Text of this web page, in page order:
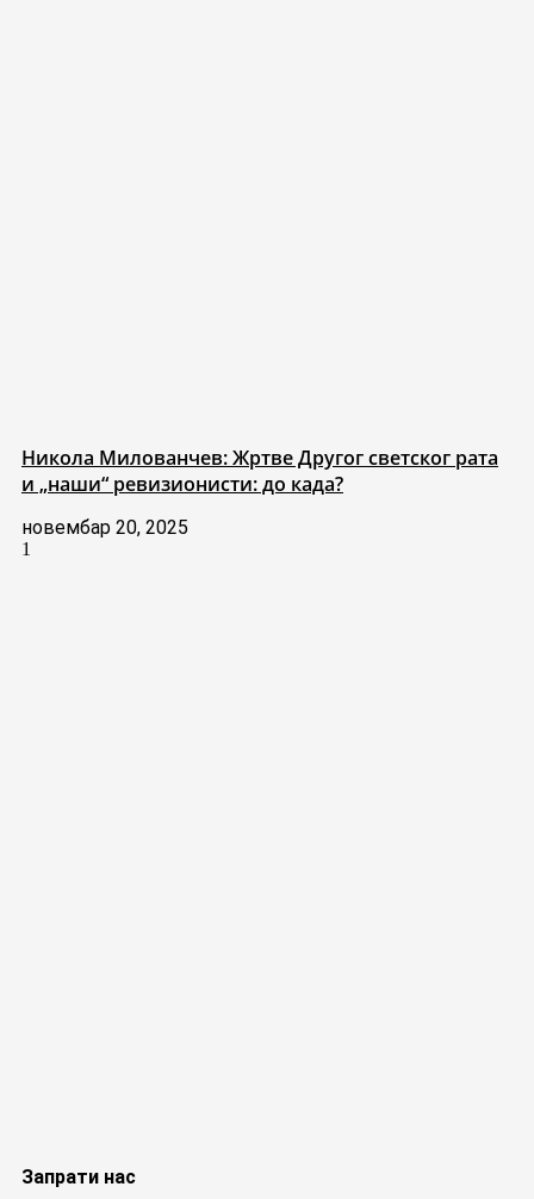
Никола Милованчев: Жртве Другог светског рата
и „наши“ ревизионисти: до када?
новембар 20, 2025
Запрати нас